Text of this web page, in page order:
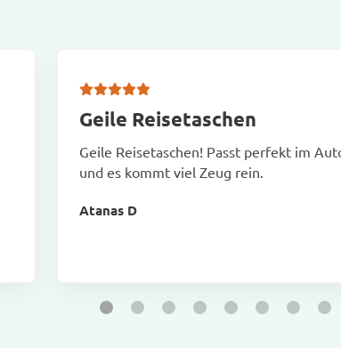
Geile Reisetaschen
Geile Reisetaschen! Passt perfekt im
und es kommt viel Zeug rein.
Atanas D